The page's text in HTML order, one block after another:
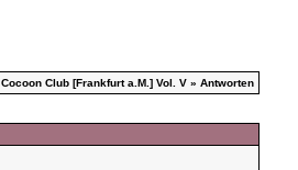
Cocoon Club [Frankfurt a.M.] Vol. V » Antworten